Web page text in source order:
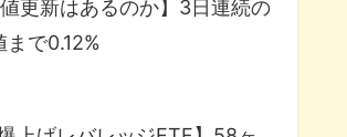
値更新はあるのか】3日連続の
で0.12%